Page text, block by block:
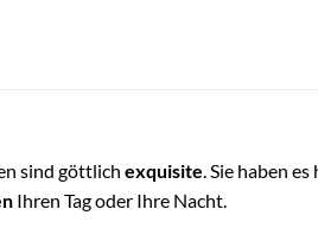
sind göttlich exquisite . Sie haben
Ihren Tag oder Ihre Nacht.